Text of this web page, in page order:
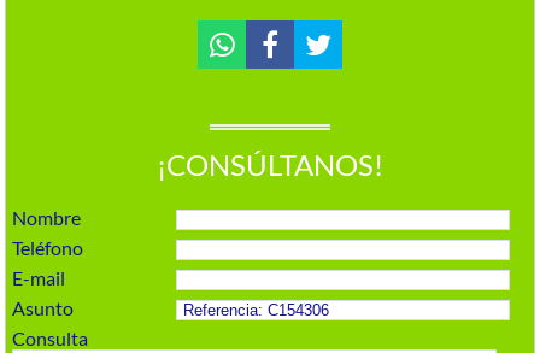
¡CONSÚLTANOS!
Nombre
Teléfono
E-mail
Asunto
Consulta